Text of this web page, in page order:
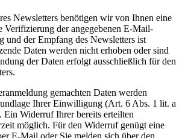
Newsletters benötigen wir von Ihnen eine
Verifizierung der angegebenen E-Mail-
und der Empfang des Newsletters ist
Daten werden nicht erhoben oder sind
der Daten erfolgt ausschließlich für den
gemachten Daten werden
Ihrer Einwilligung (Art. 6 Abs. 1 lit. a
Widerruf Ihrer bereits erteilten
möglich. Für den Widerruf genügt eine
E-Mail oder Sie melden sich über den